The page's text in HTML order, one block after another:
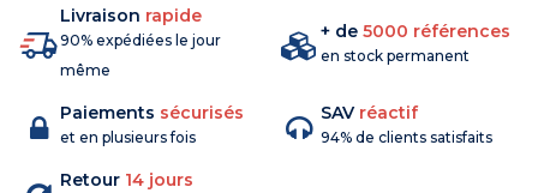
Livraison rapide
90% expédiées le jour
même
+ de 5000 références
en stock permanent
Paiements sécurisés
et en plusieurs fois
SAV réactif
94% de clients satisfaits
Retour 14 jours